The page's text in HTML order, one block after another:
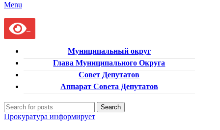
Menu
Муниципальный округ
Глава Муниципального Округа
Совет Депутатов
Аппарат Совета Депутатов
Search
Прокуратура информирует